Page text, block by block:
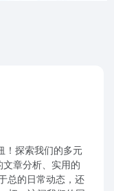
！探索我们的多元
章分析、实用的
总的日常动态，还